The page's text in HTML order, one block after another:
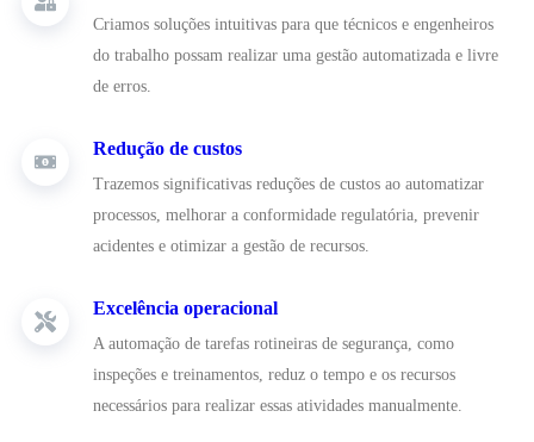
Criamos soluções intuitivas para que técnicos e engenheiros
do trabalho possam realizar uma gestão automatizada e livre
de erros.
Redução de custos
Trazemos significativas reduções de custos ao automatizar
processos, melhorar a conformidade regulatória, prevenir
acidentes e otimizar a gestão de recursos.
Excelência operacional
A automação de tarefas rotineiras de segurança, como
inspeções e treinamentos, reduz o tempo e os recursos
necessários para realizar essas atividades manualmente.